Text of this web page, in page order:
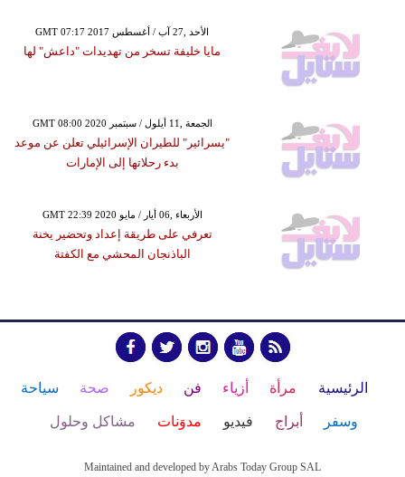
GMT 07:17 2017 الأحد ,27 آب / أغسطس
مايا خليفة تسخر من تهديدات "داعش" لها
GMT 08:00 2020 الجمعة ,11 أيلول / سبتمبر
"يسرائير" للطيران الإسرائيلي تعلن عن موعد
بدء رحلاتها إلى الإمارات
GMT 22:39 2020 الأربعاء ,06 أيار / مايو
تعرفي على طريقة إعداد وتحضير يخنة
الباذنجان المحشي مع الكفتة
الرئيسية مرأة أزياء فن ديكور صحة سياحة
وسفر أبراج فيديو مدوَنات مشاكل وحلول
Maintained and developed by Arabs Today Group SAL